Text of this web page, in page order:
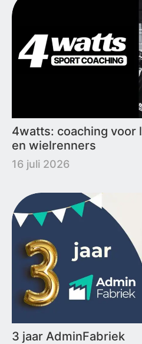
4watts: coaching voor
en wielrenners
16 juli 2026
3 jaar AdminFabriek